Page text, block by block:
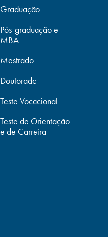
Graduação
Pós-graduação e
MBA
Mestrado
Doutorado
Teste Vocacional
Teste de Orientação
e de Carreira